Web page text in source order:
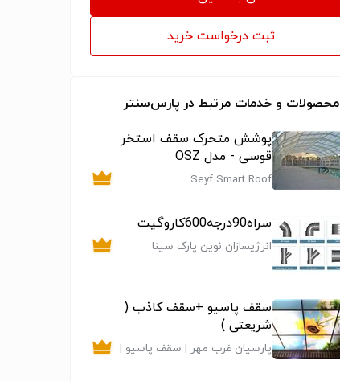
ثبت درخواست خرید
محصولات و خدمات مرتبط در پارس‌سنتر
پوشش متحرک سقف استخر
قوسی - مدل OSZ
Seyf Smart Roof
سراه90درجه600کاروگیت
انرژیسازان نوین پارک سینا
سقف پاسیو +سقف کاذب (
شریعتی )
پارسیان غرب مهر | سقف پاسیو |